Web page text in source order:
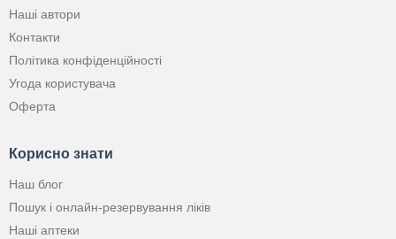
Наші автори
Контакти
Політика конфіденційності
Угода користувача
Оферта
Корисно знати
Наш блог
Пошук і онлайн-резервування ліків
Наші аптеки